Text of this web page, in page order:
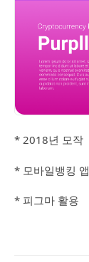
* 2018년 모작
* 모바일뱅킹 앱
* 피그마 활용